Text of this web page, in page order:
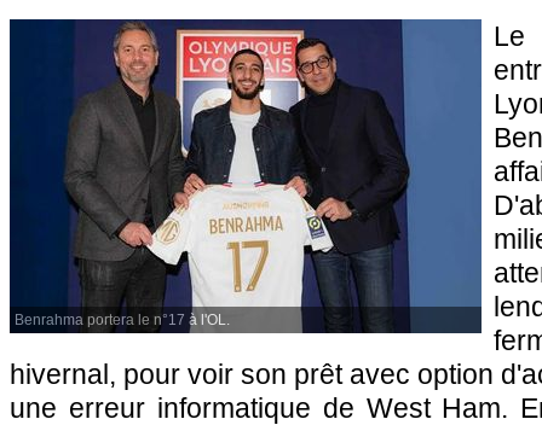
Benrahma portera le n°17 à l'OL.
Le
hivernal, pour voir son prêt avec option
une erreur informatique de West Ham.